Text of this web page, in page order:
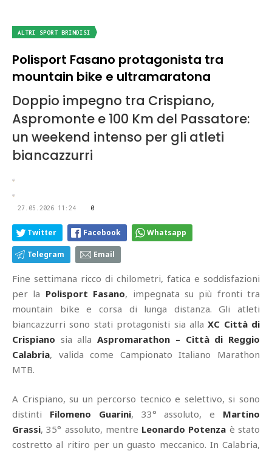
ALTRI SPORT BRINDISI
Polisport Fasano protagonista tra
mountain bike e ultramaratona
Doppio impegno tra Crispiano,
Aspromonte e 100 Km del Passatore:
un weekend intenso per gli atleti
biancazzurri
27.05.2026 11:24 0
Twitter Facebook Whatsapp
Telegram Email
Fine settimana ricco di chilometri, fatica e soddisfazioni
per la Polisport Fasano, impegnata su più fronti tra
mountain bike e corsa di lunga distanza. Gli atleti
biancazzurri sono stati protagonisti sia allaXC Città di
Crispiano sia allaAspromarathon – Città di Reggio
Calabria, valida come Campionato Italiano Marathon
MTB.
A Crispiano, su un percorso tecnico e selettivo, si sono
distinti Filomeno Guarini, 33° assoluto, e Martino
Grassi, 35° assoluto, mentre Leonardo Potenza è stato
costretto al ritiro per un guasto meccanico. In Calabria,